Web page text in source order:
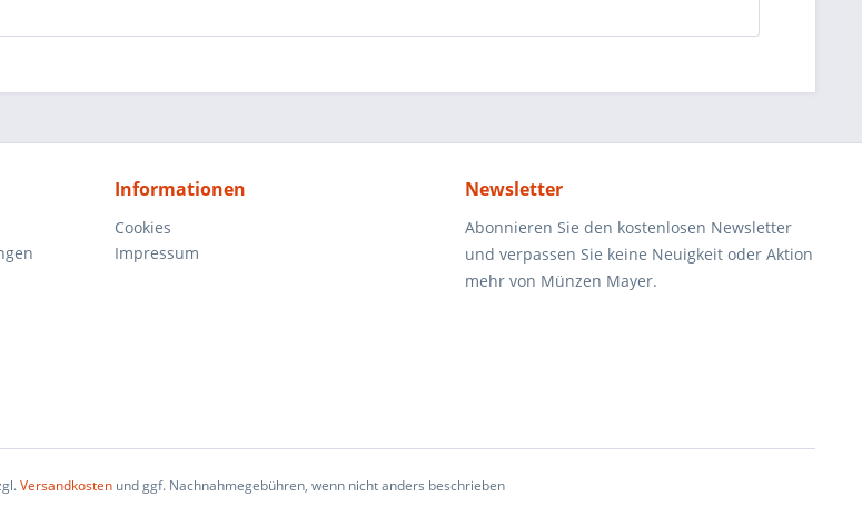
Informationen
Cookies
Impressum
Newsletter
Abonnieren Sie den kostenlosen Newsletter
und verpassen Sie keine Neuigkeit oder Aktion
mehr von Münzen Mayer.
Versandkostenund ggf. Nachnahmegebühren, wenn nicht anders beschrieben